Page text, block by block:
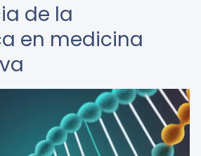
de la
en medicina